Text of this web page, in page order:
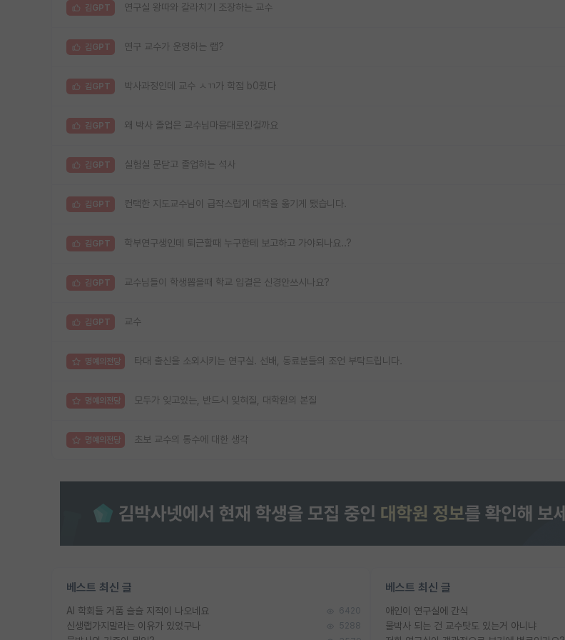
김GPT 연구실 왕따와 갈라치기 조장하는 교수
김GPT 연구 교수가 운영하는 랩?
김GPT 박사과정인데 교수 ㅅㄲ가 학점 b0줬다
김GPT 왜 박사 졸업은 교수님마음대로인걸까요
김GPT 실험실 문닫고 졸업하는 석사
김GPT 컨택한 지도교수님이 급작스럽게 대학을 옮기게 됐습니다.
김GPT 학부연구생인데 퇴근할때 누구한테 보고하고 가야되나요..?
김GPT 교수님들이 학생뽑을때 학교 입결은 신경안쓰시나요?
김GPT 교수
명예의전당 타대 출신을 소외시키는 연구실. 선배, 동료분들의 조언 부탁드립니다.
명예의전당 모두가 잊고있는, 반드시 잊혀질, 대학원의 본질
명예의전당 초보 교수의 통수에 대한 생각
베스트 최신 글
AI 학회들 거품 슬슬 지적이 나오네요 6420
신생랩가지말라는 이유가 있었구나 5288
베스트 최신 글
애인이 연구실에 간식
물박사 되는 건 교수탓도 있는거 아니냐